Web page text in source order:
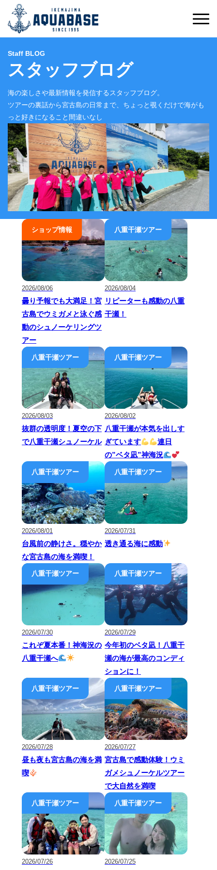
Staff BLOG
スタッフブログ
海の楽しさや最新情報を発信するスタッフブログ。
ツアーの裏話から宮古島の日常まで、ちょっと覗くだけで海がも
っと好きになること間違いなし
2026/08/06
曇り予報でも大満足！宮
古島でウミガメと泳ぐ感
動のシュノーケリングツ
アー
2026/08/04
リピーターも感動の八重
干瀬！
2026/08/03
抜群の透明度！夏空の下
で八重干瀬シュノーケル
2026/08/02
八重干瀬が本気を出しす
ぎています
連日
の”ベタ凪”神海況
2026/08/01
台風前の静けさ。穏やか
な宮古島の海を満喫！
2026/07/31
透き通る海に感動
2026/07/30
これぞ夏本番！神海況の
八重干瀬へ
2026/07/29
今年初のベタ凪！八重干
瀬の海が最高のコンディ
ションに！
2026/07/28
昼も夜も宮古島の海を満
喫
2026/07/27
宮古島で感動体験！ウミ
ガメシュノーケルツアー
で大自然を満喫
2026/07/26 2026/07/25